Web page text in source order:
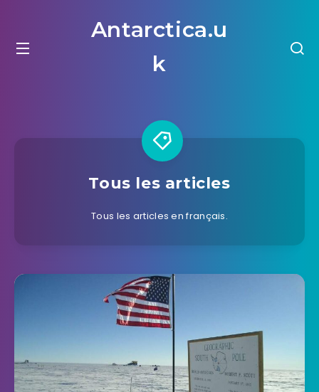
Antarctica.u
k
Tous les articles
Tous les articles en français.